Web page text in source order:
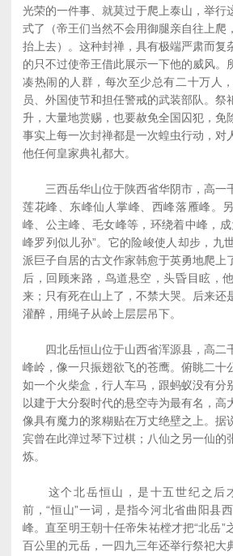
光荣的一件事、就莫过于爬上泰山，举行
式了（帝王们当然不会用御腿亲自往上爬
抬上去）。这种封禅，具有极端严肃而复
的只不过使帝王借此展示一下他的威风。
凑热闹的人群，每次至少总有二十万人
员、外国使节和担任警戒的武装部队。祭
升，大量地赏赐，也要赦免全国囚犯，免
事实上每一次封禅都是一次蝗虫行动，对
他任何皇家典礼都大。
三西岳华山位于陕西省华阴市，高一
莲花峰、东峰仙人掌峰、西峰落雁峰。
峰、公主峰、毛女峰等，环绕着中峰，
峰罗列似儿孙”。它的险峻使人却步，九
派巨子自居的古文作家韩愈于英勇地爬上
后，回顾来路，鸟道悬空，头昏目眩，
来；只有死在山上了，不禁大哭。后来还
灌醉，用绳子从岭上层层吊下。
四北岳恒山位于山西省浑源县，高二
峰岭，像一只振翅欲飞的苍鹰。俯眺二十
如一个火柴盒，行人车马，跟蚂蚁没有分
以建于大分裂时代的悬空寺为最有名，高
像具有魔力的浆糊贴在万丈绝壁之上。据
宾曾在此弹过琴下过棋；八仙之另一仙的
炼。
这个北岳恒山，是十五世纪之后
前，“恒山”一词，是指今河北省曲阳县
峰。直至明王朝十任帝朱祐樘才把“北岳”
百公里的元岳，一四九三年还举行祭祀大